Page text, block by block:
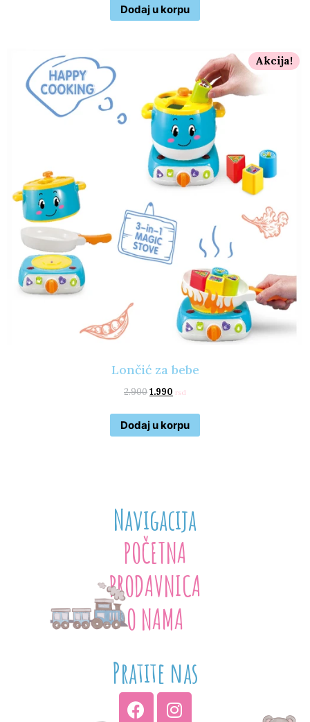
Dodaj u korpu
Akcija!
Lončić za bebe
2.9001.990 rsd
Dodaj u korpu
Navigacija
POČETNA
PRODAVNICA
O NAMA
Pratite nas